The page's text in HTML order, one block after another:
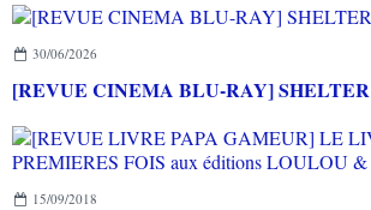
30/06/2026
[REVUE CINEMA BLU-RAY] SHELTER
15/09/2018